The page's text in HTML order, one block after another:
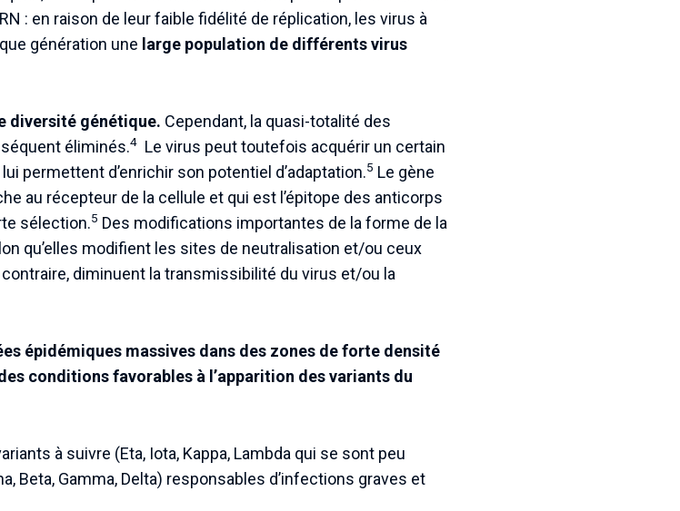
: en raison de leur faible fidélité de réplication, les virus à
génération une large population de différents virus
diversité génétique. Cependant, la quasi-totalité des
éliminés.4 Le virus peut toutefois acquérir un certain
permettent d’enrichir son potentiel d’adaptation.5 Le gène
au récepteur de la cellule et qui est l’épitope des anticorps
sélection.5 Des modifications importantes de la forme de la
qu’elles modifient les sites de neutralisation et/ou ceux
diminuent la transmissibilité du virus et/ou la
épidémiques massives dans des zones de forte densité
conditions favorables à l’apparition des variants du
à suivre (Eta, Iota, Kappa, Lambda qui se sont peu
Beta, Gamma, Delta) responsables d’infections graves et